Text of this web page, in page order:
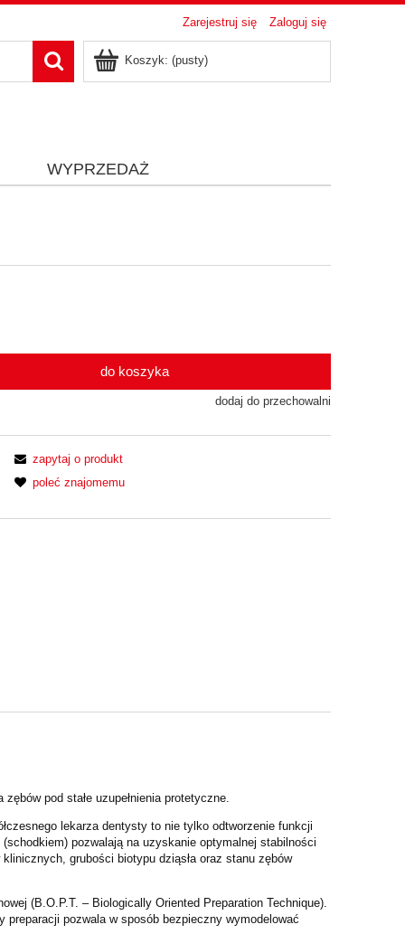
Zarejestruj się Zaloguj się
Koszyk: (pusty)
WYPRZEDAŻ
do koszyka
dodaj do przechowalni
zapytaj o produkt
poleć znajomemu
pod stałe uzupełnienia protetyczne.
lekarza dentysty to nie tylko odtworzenie funkcji
pozwalają na uzyskanie optymalnej stabilności
grubości biotypu dziąsła oraz stanu zębów
(B.O.P.T. – Biologically Oriented Preparation Technique).
pozwala w sposób bezpieczny wymodelować